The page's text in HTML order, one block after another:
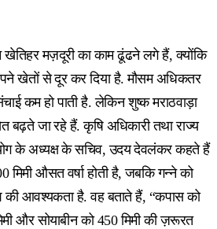
खेतिहर मज़दूरी का काम ढूंढने लगे हैं, क्योंकि
खेतों से दूर कर दिया है. मौसम अधिकतर
कम हो पाती है. लेकिन शुष्क मराठवाड़ा
बढ़ते जा रहे हैं. कृषि अधिकारी तथा राज्य
के अध्यक्ष के सचिव, उदय देवलंकर कहते हैं
मिमी औसत वर्षा होती है, जबकि गन्ने को
की आवश्यकता है. वह बताते हैं, “कपास को
और सोयाबीन को 450 मिमी की ज़रूरत